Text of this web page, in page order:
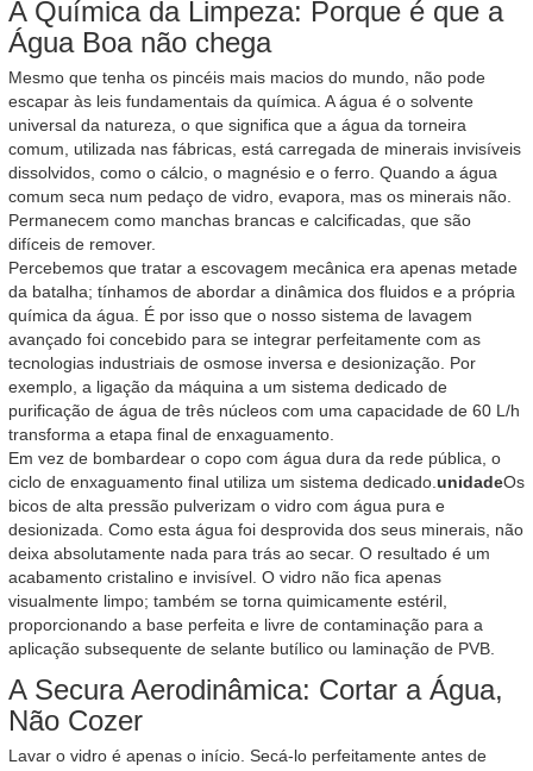
A Química da Limpeza: Porque é que a
Água Boa não chega
Mesmo que tenha os pincéis mais macios do mundo, não pode
escapar às leis fundamentais da química. A água é o solvente
universal da natureza, o que significa que a água da torneira
comum, utilizada nas fábricas, está carregada de minerais invisíveis
dissolvidos, como o cálcio, o magnésio e o ferro. Quando a água
comum seca num pedaço de vidro, evapora, mas os minerais não.
Permanecem como manchas brancas e calcificadas, que são
difíceis de remover.
Percebemos que tratar a escovagem mecânica era apenas metade
da batalha; tínhamos de abordar a dinâmica dos fluidos e a própria
química da água. É por isso que o nosso sistema de lavagem
avançado foi concebido para se integrar perfeitamente com as
tecnologias industriais de osmose inversa e desionização. Por
exemplo, a ligação da máquina a um sistema dedicado de
purificação de água de três núcleos com uma capacidade de 60 L/h
transforma a etapa final de enxaguamento.
Em vez de bombardear o copo com água dura da rede pública, o
ciclo de enxaguamento final utiliza um sistema dedicado.unidadeOs
bicos de alta pressão pulverizam o vidro com água pura e
desionizada. Como esta água foi desprovida dos seus minerais, não
deixa absolutamente nada para trás ao secar. O resultado é um
acabamento cristalino e invisível. O vidro não fica apenas
visualmente limpo; também se torna quimicamente estéril,
proporcionando a base perfeita e livre de contaminação para a
aplicação subsequente de selante butílico ou laminação de PVB.
A Secura Aerodinâmica: Cortar a Água,
Não Cozer
Lavar o vidro é apenas o início. Secá-lo perfeitamente antes de